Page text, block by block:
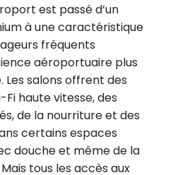
est passé d’un
à une caractéristique
fréquents
aéroportuaire plus
salons offrent des
Fi haute vitesse, des
de la nourriture et des
certains espaces
douche et même de la
tous les accès aux